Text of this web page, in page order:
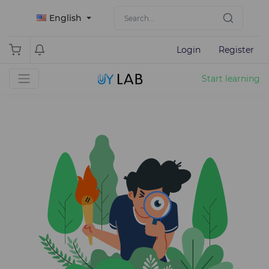
English
Login Register
Start learning